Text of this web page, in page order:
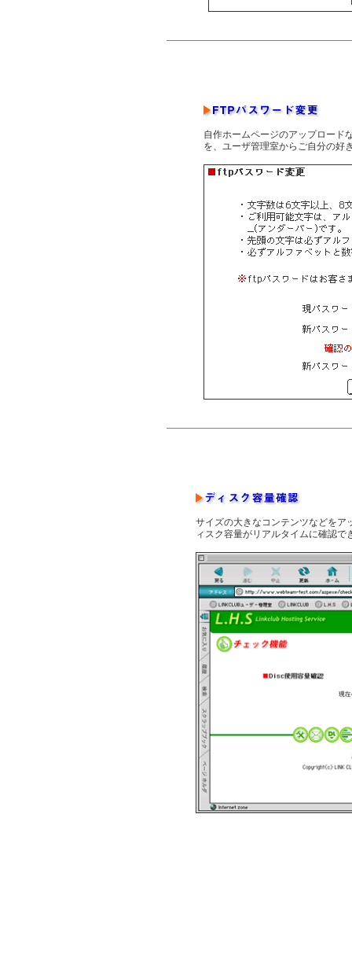
自作ホームページのアップロード
を、ユーザ管理室からご自分の好
サイズの大きなコンテンツなどをア
ィスク容量がリアルタイムに確認で